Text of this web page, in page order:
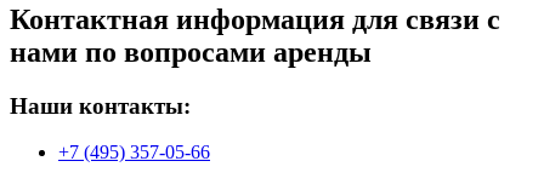
Контактная информация для связи с
нами по вопросами аренды
Наши контакты:
+7 (495) 357-05-66